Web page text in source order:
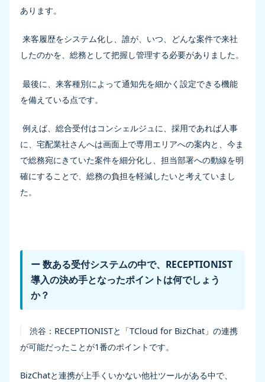
あります。
来客履歴をシステム化し、誰が、いつ、どんな案件で来社
したのかを、総務として把握し管理する必要がありました。
最後に、来客種別によって通知先を細かく設定できる機能
を備えている点です。
例えば、総合受付はコンシェルジュに、採用であれば人事
に、宅配業社さんへは画面上で専用エリアへの案内と、今ま
で総務宛にきていた案件を細分化し、担当部署への動線を明
確にすることで、総務の負担を軽減したいと考えていまし
た。
ー 数ある受付システムの中で、RECEPTIONIST
導入の決め手となったポイントは何でしょう
か？
渋谷： RECEPTIONISTと「TCloud for BizChat」の連携
が可能だったことが1番のポイントです。
BizChatと連携が上手くいかない他社ツールがある中で、